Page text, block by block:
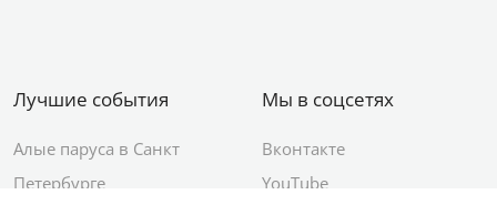
Лучшие события
Алые паруса в Санкт
Петербурге
Мы в соцсетях
Вконтакте
YouTube